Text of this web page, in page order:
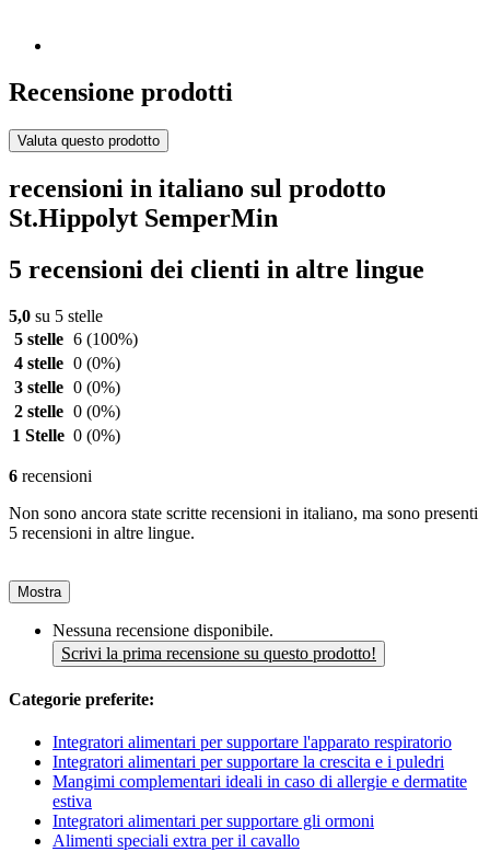
Recensione prodotti
Valuta questo prodotto
recensioni in italiano sul prodotto
St.Hippolyt SemperMin
5 recensioni dei clienti in altre lingue
5,0 su 5 stelle
5 stelle 6 (100%)
4 stelle 0 (0%)
3 stelle 0 (0%)
2 stelle 0 (0%)
1 Stelle 0 (0%)
6 recensioni
Non sono ancora state scritte recensioni in italiano, ma sono presenti
5 recensioni in altre lingue.
Mostra
Nessuna recensione disponibile.
Scrivi la prima recensione su questo prodotto!
Categorie preferite:
Integratori alimentari per supportare l'apparato respiratorio
Integratori alimentari per supportare la crescita e i puledri
Mangimi complementari ideali in caso di allergie e dermatite
estiva
Integratori alimentari per supportare gli ormoni
Alimenti speciali extra per il cavallo